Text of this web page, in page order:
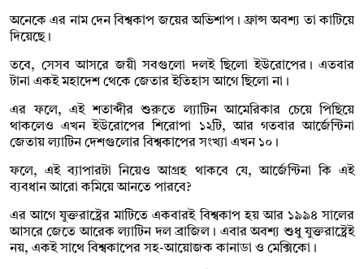
অনেকে এর নাম দেন বিশ্বকাপ জয়ের অভিশাপ। ফ্রান্স অবশ্য তা কাটিয়ে
দিয়েছে।
তবে, সেসব আসরে জয়ী সবগুলো দলই ছিলো ইউরোপের। এতবার
টানা একই মহাদেশ থেকে জেতার ইতিহাস আগে ছিলো না।
এর ফলে, এই শতাব্দীর শুরুতে ল্যাটিন আমেরিকার চেয়ে পিছিয়ে
থাকলেও এখন ইউরোপের শিরোপা ১২টি, আর গতবার আর্জেন্টিনা
জেতায় ল্যাটিন দেশগুলোর বিশ্বকাপের সংখ্যা এখন ১০।
ফলে, এই ব্যাপারটা নিয়েও আগ্রহ থাকবে যে, আর্জেন্টিনা কি এই
ব্যবধান আরো কমিয়ে আনতে পারবে?
এর আগে যুক্তরাষ্ট্রের মাটিতে একবারই বিশ্বকাপ হয় আর ১৯৯৪ সালের
আসরে জেতে আরেক ল্যাটিন দল ব্রাজিল। এবার অবশ্য শুধু যুক্তরাষ্ট্রেই
নয়, একই সাথে বিশ্বকাপের সহ-আয়োজক কানাডা ও মেক্সিকো।